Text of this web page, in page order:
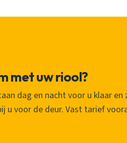
met uw riool?
dag en nacht voor u klaar en
u voor de deur. Vast tarief